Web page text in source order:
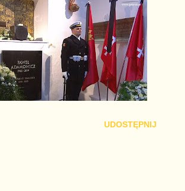
UDOSTĘPNIJ